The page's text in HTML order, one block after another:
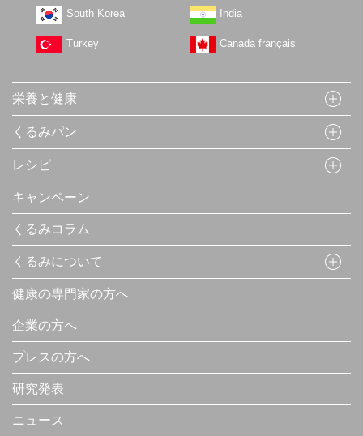
South Korea India
Turkey Canada français
栄養と健康
くるみパン
レシピ
キャンペーン
くるみコラム
くるみについて
健康の専門家の方へ
企業の方へ
プレスの方へ
研究発表
ニュース